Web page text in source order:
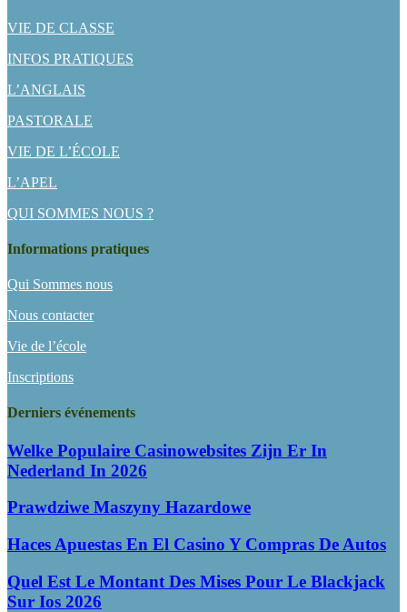
VIE DE CLASSE
INFOS PRATIQUES
L’ANGLAIS
PASTORALE
VIE DE L’ÉCOLE
L’APEL
QUI SOMMES NOUS ?
Informations pratiques
Qui Sommes nous
Nous contacter
Vie de l’école
Inscriptions
Derniers événements
Welke Populaire Casinowebsites Zijn Er In
Nederland In 2026
Prawdziwe Maszyny Hazardowe
Haces Apuestas En El Casino Y Compras De Autos
Quel Est Le Montant Des Mises Pour Le Blackjack
Sur Ios 2026